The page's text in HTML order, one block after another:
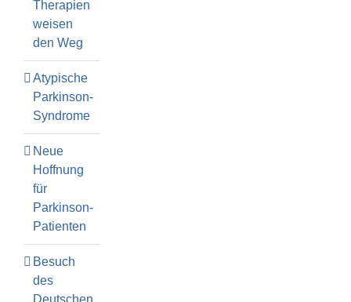
Therapien
weisen
den Weg
Atypische
Parkinson-
Syndrome
Neue
Hoffnung
für
Parkinson-
Patienten
Besuch
des
Deutschen